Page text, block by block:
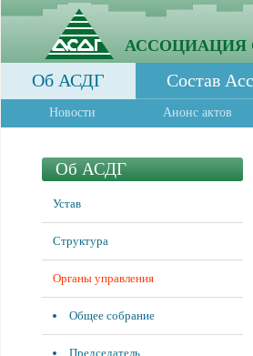
АССОЦИАЦИЯ
Об АСДГ Состав
Новости Анонс актов
Об АСДГ
Устав
Структура
Органы управления
Общее собрание
Председатель